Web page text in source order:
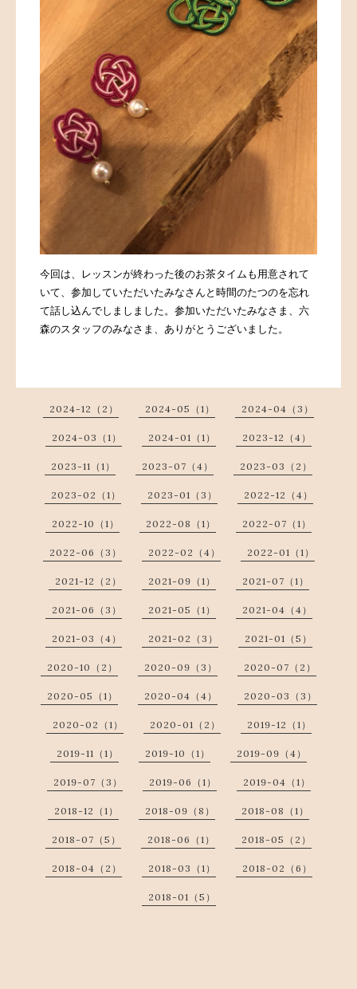
今回は、レッスンが終わった後のお茶タイムも用意されて
いて、参加していただいたみなさんと時間のたつのを忘れ
て話し込んでしましました。参加いただいたみなさま、六
森のスタッフのみなさま、ありがとうございました。
2024-12（2） 2024-05（1） 2024-04（3）
2024-03（1） 2024-01（1） 2023-12（4）
2023-11（1） 2023-07（4） 2023-03（2）
2023-02（1） 2023-01（3） 2022-12（4）
2022-10（1） 2022-08（1） 2022-07（1）
2022-06（3） 2022-02（4） 2022-01（1）
2021-12（2） 2021-09（1） 2021-07（1）
2021-06（3） 2021-05（1） 2021-04（4）
2021-03（4） 2021-02（3） 2021-01（5）
2020-10（2） 2020-09（3） 2020-07（2）
2020-05（1） 2020-04（4） 2020-03（3）
2020-02（1） 2020-01（2） 2019-12（1）
2019-11（1） 2019-10（1） 2019-09（4）
2019-07（3） 2019-06（1） 2019-04（1）
2018-12（1） 2018-09（8） 2018-08（1）
2018-07（5） 2018-06（1） 2018-05（2）
2018-04（2） 2018-03（1） 2018-02（6）
2018-01（5）